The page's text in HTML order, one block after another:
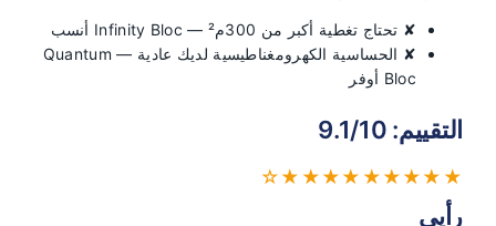
✘ تحتاج تغطية أكبر من 300م² — Infinity Bloc أنسب
✘ الحساسية الكهرومغناطيسية لديك عادية — Quantum
Bloc أوفر
التقييم: 9.1/10
★★★★★★★★★☆
رأيي